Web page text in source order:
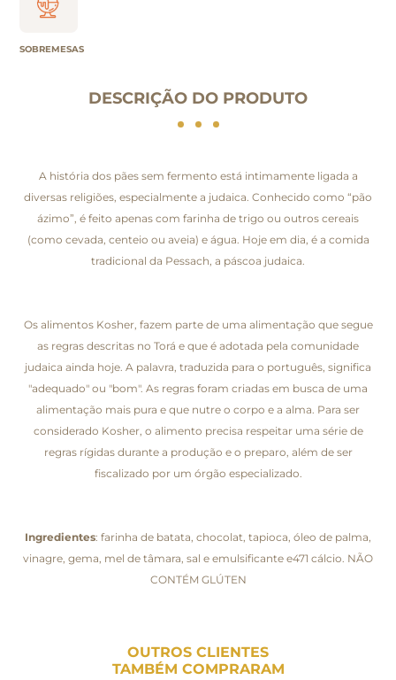
SOBREMESAS
DESCRIÇÃO DO PRODUTO
A história dos pães sem fermento está intimamente ligada a
diversas religiões, especialmente a judaica. Conhecido como “pão
ázimo”, é feito apenas com farinha de trigo ou outros cereais
(como cevada, centeio ou aveia) e água. Hoje em dia, é a comida
tradicional da Pessach, a páscoa judaica.
Os alimentos Kosher, fazem parte de uma alimentação que segue
as regras descritas no Torá e que é adotada pela comunidade
judaica ainda hoje. A palavra, traduzida para o português, significa
"adequado" ou "bom". As regras foram criadas em busca de uma
alimentação mais pura e que nutre o corpo e a alma. Para ser
considerado Kosher, o alimento precisa respeitar uma série de
regras rígidas durante a produção e o preparo, além de ser
fiscalizado por um órgão especializado.
Ingredientes: farinha de batata, chocolat, tapioca, óleo de palma,
vinagre, gema, mel de tâmara, sal e emulsificante e471 cálcio. NÃO
CONTÉM GLÚTEN
OUTROS CLIENTES
TAMBÉM COMPRARAM